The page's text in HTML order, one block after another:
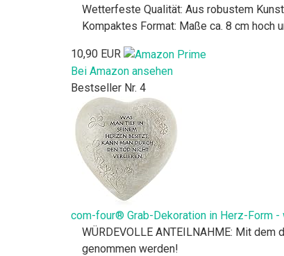
Wetterfeste Qualität: Aus robustem
Kompaktes Format: Maße ca. 8 cm hoch
10,90 EUR
Bei Amazon ansehen
Bestseller Nr. 4
com-four® Grab-Dekoration in Herz-Form
WÜRDEVOLLE ANTEILNAHME: Mit
genommen werden!